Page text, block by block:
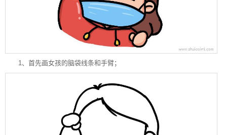
1、首先画女孩的脑袋线条和手臂；